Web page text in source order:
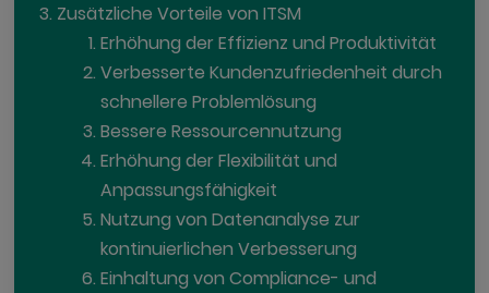
Zusätzliche Vorteile von ITSM
Erhöhung der Effizienz und Produktivität
Verbesserte Kundenzufriedenheit durch
schnellere Problemlösung
Bessere Ressourcennutzung
Erhöhung der Flexibilität und
Anpassungsfähigkeit
Nutzung von Datenanalyse zur
kontinuierlichen Verbesserung
Einhaltung von Compliance- und